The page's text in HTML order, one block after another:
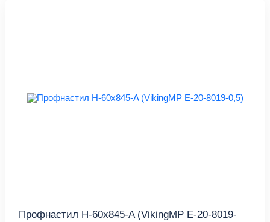
Профнастил Н-60x845-A (VikingMP E-20-8019-